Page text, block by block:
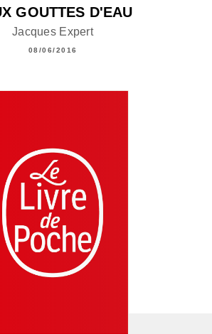
GOUTTES D'EAU
Jacques Expert
08/06/2016